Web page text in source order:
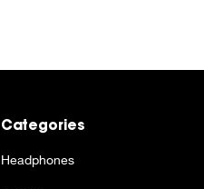
Categories
Headphones